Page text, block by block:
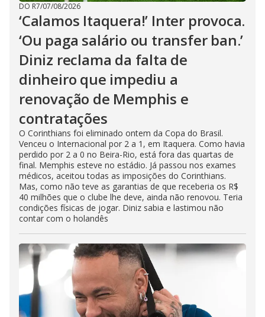
DO R7/07/08/2026
‘Calamos Itaquera!’ Inter provoca.
‘Ou paga salário ou transfer ban.’
Diniz reclama da falta de
dinheiro que impediu a
renovação de Memphis e
contratações
O Corinthians foi eliminado ontem da Copa do Brasil.
Venceu o Internacional por 2 a 1, em Itaquera. Como havia
perdido por 2 a 0 no Beira-Rio, está fora das quartas de
final. Memphis esteve no estádio. Já passou nos exames
médicos, aceitou todas as imposições do Corinthians.
Mas, como não teve as garantias de que receberia os R$
40 milhões que o clube lhe deve, ainda não renovou. Teria
condições físicas de jogar. Diniz sabia e lastimou não
contar com o holandês